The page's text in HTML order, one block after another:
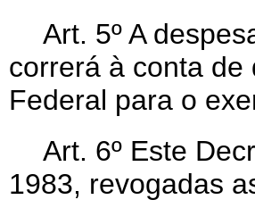
Art. 5º A
correrá à conta de
Federal para o
Art. 6º Este
1983, revogadas